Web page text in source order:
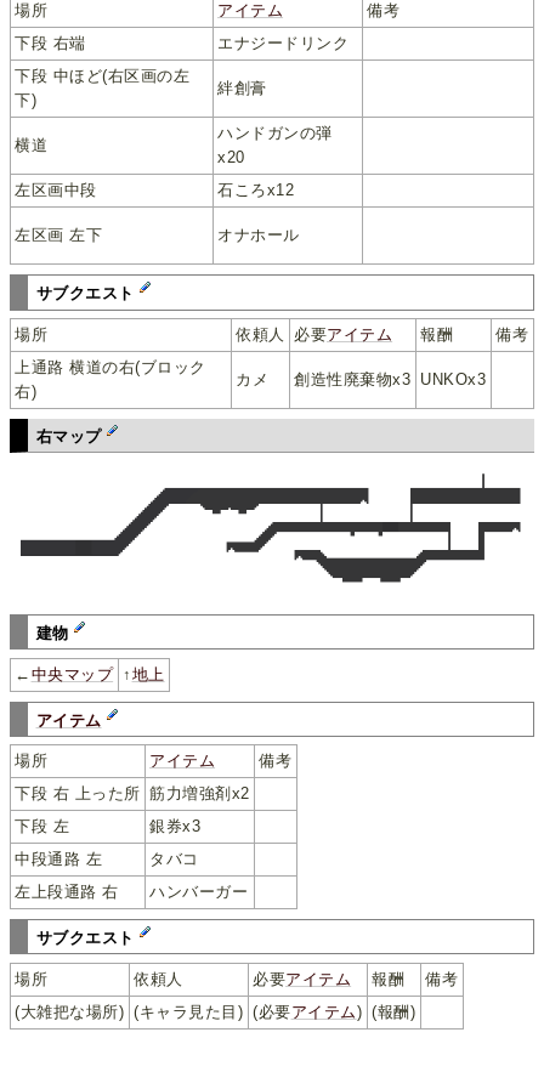
場所 アイテム
備考
下段 右端
エナジードリンク
下段 中ほど(右区画の左
下)
絆創膏
横道
ハンドガンの弾
x20
左区画中段
石ころx12
左区画 左下 オナホール
サブクエスト
場所 依頼人 必要アイテム 報酬
備考
上通路 横道の右(ブロック
右)
カメ 創造性廃棄物x3 UNKOx3
右マップ
建物
← 中央マップ ↑ 地上
アイテム
場所 アイテム
備考
下段 右 上った所 筋力増強剤x2
下段 左
銀券x3
中段通路 左
タバコ
左上段通路 右
ハンバーガー
サブクエスト
場所 依頼人 必要アイテム 報酬
備考
(大雑把な場所) (キャラ見た目) (必要アイテム) (報酬)